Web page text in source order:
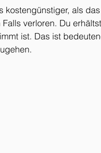
kostengünstiger, als
verloren. Du
ist. Das ist